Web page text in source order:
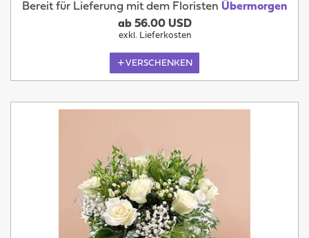
Bereit für Lieferung mit dem Floristen Übermorgen
ab 56.00 USD
exkl. Lieferkosten
VERSCHENKEN